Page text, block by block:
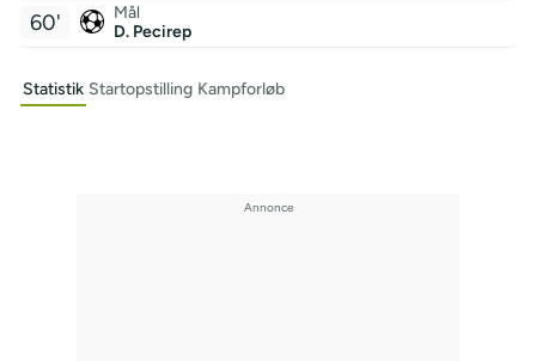
Mål
D. Pecirep
60'
Statistik Startopstilling Kampforløb